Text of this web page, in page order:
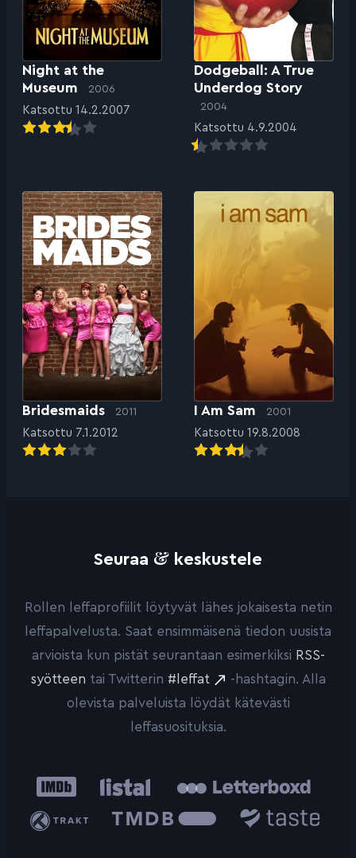
Night at the
Museum
2006
Katsottu 14.2.2007
Dodgeball: A True
Underdog Story
2004
Katsottu 4.9.2004
Bridesmaids 2011
Katsottu 7.1.2012
I Am Sam 2001
Katsottu 19.8.2008
Seuraa & keskustele
Rollen leffaprofiilit löytyvät lähes jokaisesta netin
leffapalvelusta. Saat ensimmäisenä tiedon uusista
arvioista kun pistät seurantaan esimerkiksi RSS-
syötteen tai Twitterin #leffat
-hashtagin. Alla
olevista palveluista löydät kätevästi
leffasuosituksia.
IMDb Listal
Trakt